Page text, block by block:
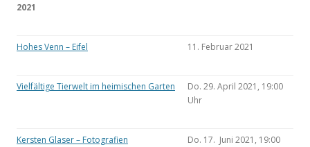
2021
Hohes Venn – Eifel 11. Februar 2021
Vielfältige Tierwelt im heimischen Garten
Do. 29. April 2021, 19:00
Uhr
Kersten Glaser – Fotografien
Do. 17. Juni 2021, 19:00